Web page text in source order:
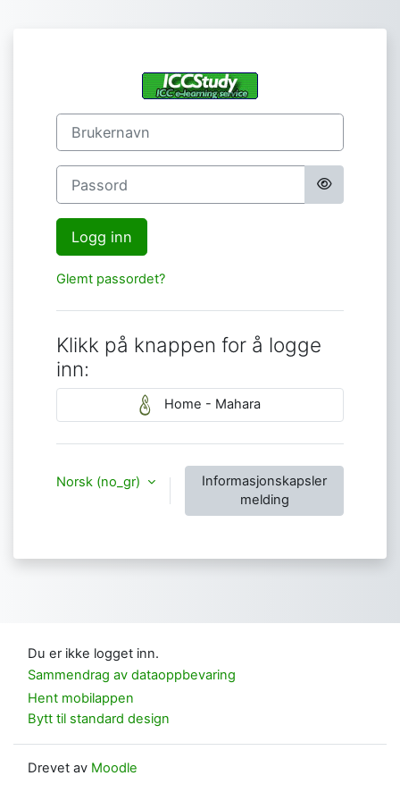
Logg inn på
Brukernavn
Passord
Logg inn
Glemt passordet?
Klikk på knappen for å logge
inn:
Home - Mahara
Norsk ‎(no_gr)‎
Informasjonskapsler
melding
Du er ikke logget inn.
Sammendrag av dataoppbevaring
Hent mobilappen
Bytt til standard design
Drevet av Moodle